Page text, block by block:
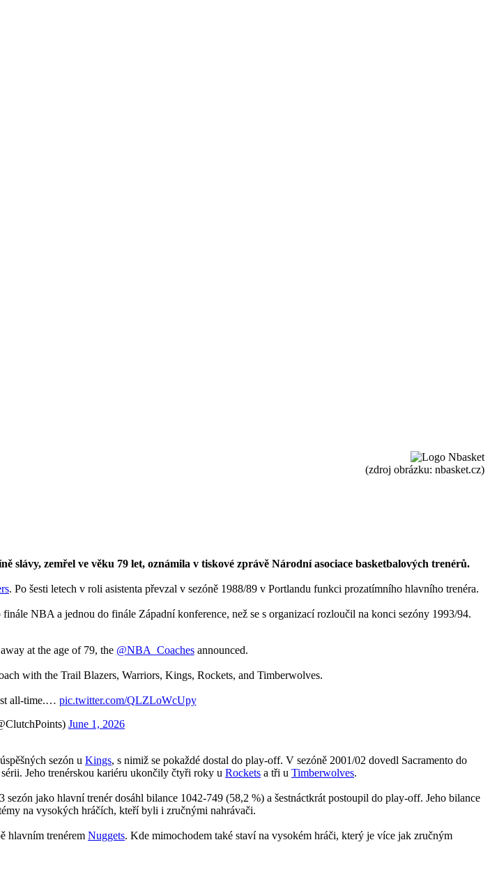
(zdroj obrázku: nbasket.cz)
zemřel ve věku 79 let, oznámila v tiskové zprávě Národní asociace basketbalových trenérů.
. Po šesti letech v roli asistenta převzal v sezóně 1988/89 v Portlandu funkci prozatímního hlavního trenéra.
NBA a jednou do finále Západní konference, než se s organizací rozloučil na konci sezóny 1993/94.
at the age of 79, the @NBA_Coachesannounced.
with the Trail Blazers, Warriors, Kings, Rockets, and Timberwolves.
all-time.… pic.twitter.com/QLZLoWcUpy
June 1, 2026
sezón u Kings, s nimiž se pokaždé dostal do play-off. V sezóně 2001/02 dovedl Sacramento do
Jeho trenérskou kariéru ukončily čtyři roky u Rockets a tři u Timberwolves.
jako hlavní trenér dosáhl bilance 1042-749 (58,2 %) a šestnáctkrát postoupil do play-off. Jeho bilance
na vysokých hráčích, kteří byli i zručnými nahrávači.
hlavním trenérem Nuggets. Kde mimochodem také staví na vysokém hráči, který je více jak zručným